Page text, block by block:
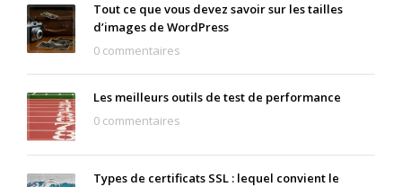
Tout ce que vous devez savoir sur les tailles
d’images de WordPress
0 commentaires
Les meilleurs outils de test de performance
0 commentaires
Types de certificats SSL : lequel convient le